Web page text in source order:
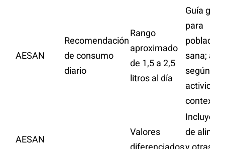
AESAN
Recomendación
de consumo
diario
Rango
aproximado
de 1,5 a 2,5
litros al día
Guía
para
población
sana;
según
actividad
contexto
AESAN
Valores
diferenciados
Incluye
de
y otras